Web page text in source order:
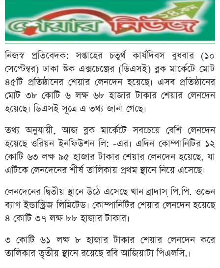
নিজস্ব প্রতিবেদক: সপ্তাহের চতুর্থ কার্যদিবস বুধবার (১০
সেপ্টেম্বর) ঢাকা স্টক এক্সচেঞ্জের (ডিএসই) ব্লক মার্কেটে মোট
৪৫টি প্রতিষ্ঠানের শেয়ার লেনদেন হয়েছে। এসব প্রতিষ্ঠানের
মোট ৩৮ কোটি ৬ লক্ষ ৬৮ হাজার টাকার শেয়ার লেনদেন
হয়েছে। ডিএসই সূত্রে এ তথ্য জানা গেছে।
তথ্য অনুযায়ী, আজ ব্লক মার্কেটে সবচেয়ে বেশি লেনদেন
হয়েছে ওরিয়ন ইনফিউশন লি: -এর। এদিন কোম্পানিটির ১২
কোটি ৬৩ লক্ষ ৯৫ হাজার টাকার শেয়ার লেনদেন হয়েছে, যা
এটিকে লেনদেনের শীর্ষ তালিকায় প্রথম স্থানে নিয়ে এসেছে।
লেনদেনের দ্বিতীয় স্থানে উঠে এসেছে খান ব্রাদাস্‌ পি.পি. ওভেন
ব্যাগ ইন্ডাস্ট্রিজ লিমিটেড। কোম্পানিটির শেয়ার লেনদেন হয়েছে
৪ কোটি ৩৭ লক্ষ ৮৮ হাজার টাকার।
৩ কোটি ৬১ লক্ষ ৮ হাজার টাকার শেয়ার লেনদেন করে
তালিকার তৃতীয় স্থানে রয়েছে রবি আজিয়াটা পিএলসি.।